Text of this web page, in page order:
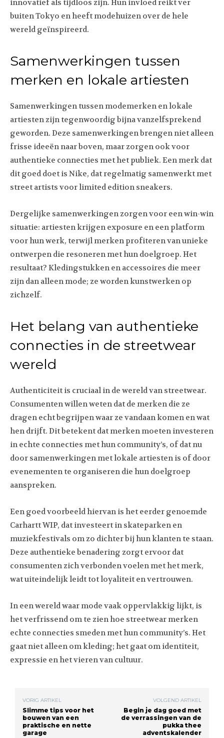
innovatief als tijdloos zijn. Hun invloed reikt ver
buiten Tokyo en heeft modehuizen over de hele
wereld geïnspireerd.
Samenwerkingen tussen
merken en lokale artiesten
Samenwerkingen tussen modemerken en lokale
artiesten zijn tegenwoordig bijna vanzelfsprekend
geworden. Deze samenwerkingen brengen niet alleen
frisse ideeën naar boven, maar zorgen ook voor
authentieke connecties met het publiek. Een merk dat
dit goed doet is Nike, dat regelmatig samenwerkt met
street artists voor limited edition sneakers.
Dergelijke samenwerkingen zorgen voor een win-win
situatie: artiesten krijgen exposure en een platform
voor hun werk, terwijl merken profiteren van unieke
ontwerpen die resoneren met hun doelgroep. Het
resultaat? Kledingstukken en accessoires die meer
zijn dan alleen mode; ze worden kunstwerken op
zichzelf.
Het belang van authentieke
connecties in de streetwear
wereld
Authenticiteit is cruciaal in de wereld van streetwear.
Consumenten willen weten dat de merken die ze
dragen echt begrijpen waar ze vandaan komen en wat
hen drijft. Dit betekent dat merken moeten investeren
in echte connecties met hun community’s, of dat nu
door samenwerkingen met lokale artiesten is of door
evenementen te organiseren die hun doelgroep
aanspreken.
Een goed voorbeeld hiervan is het eerder genoemde
Carhartt WIP, dat investeert in skateparken en
muziekfestivals om zo dichter bij hun klanten te staan.
Deze authentieke benadering zorgt ervoor dat
consumenten zich verbonden voelen met het merk,
wat uiteindelijk leidt tot loyaliteit en vertrouwen.
In een wereld waar mode vaak oppervlakkig lijkt, is
het verfrissend om te zien hoe streetwear merken
echte connecties smeden met hun community’s. Het
gaat niet alleen om kleding; het gaat om identiteit,
expressie en het vieren van cultuur.
VORIG ARTIKEL
Slimme tips voor het
bouwen van een
praktische en nette
garage
VOLGEND ARTIKEL
Begin je dag goed met
de verrassingen van de
pukka thee
adventskalender